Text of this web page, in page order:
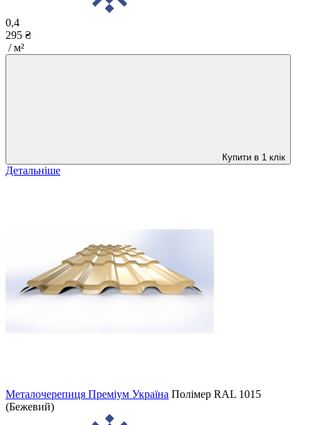
0,4
295 ₴
/ м²
Купити в 1 клік
Детальніше
Металочерепиця Преміум Україна Полімер RAL 1015
(Бежевий)